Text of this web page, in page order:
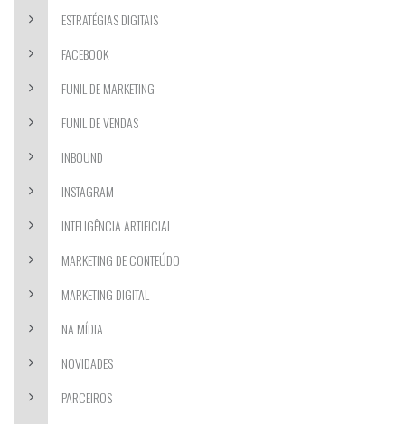
ESTRATÉGIAS DIGITAIS
FACEBOOK
FUNIL DE MARKETING
FUNIL DE VENDAS
INBOUND
INSTAGRAM
INTELIGÊNCIA ARTIFICIAL
MARKETING DE CONTEÚDO
MARKETING DIGITAL
NA MÍDIA
NOVIDADES
PARCEIROS